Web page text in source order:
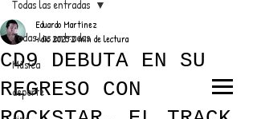
EL TRENDY TOP
Todas las entradas
Música
deporte
Todas las entradas
CD9 DEBUTA EN SU
REGRESO CON
Eduardo Martínez
4 dic 20252 min de lectura